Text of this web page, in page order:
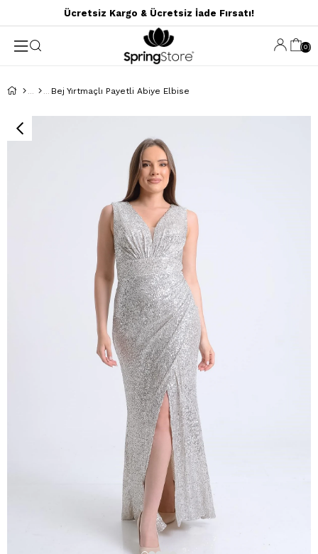
Ücretsiz Kargo & Ücretsiz İade Fırsatı!
0
Bej Yırtmaçlı Payetli Abiye Elbise